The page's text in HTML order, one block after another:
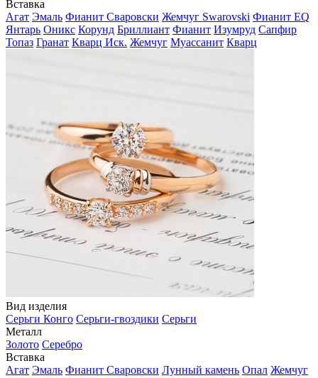
Вставка
Агат Эмаль Фианит Сваровски Жемчуг Swarovski Фианит EQ
Янтарь Оникс Корунд Бриллиант Фианит Изумруд Сапфир
Топаз Гранат Кварц Иск. Жемчуг Муассанит Кварц
Вид изделия
Серьги Конго Серьги-гвоздики Серьги
Металл
Золото Серебро
Вставка
Агат Эмаль Фианит Сваровски Лунный камень Опал Жемчуг